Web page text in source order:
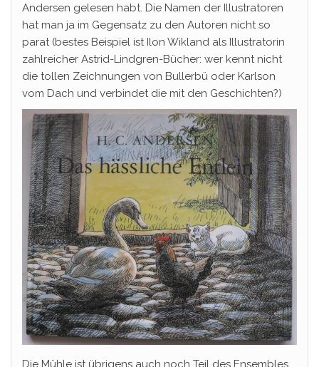
Andersen gelesen habt. Die Namen der Illustratoren
hat man ja im Gegensatz zu den Autoren nicht so
parat (bestes Beispiel ist Ilon Wikland als Illustratorin
zahlreicher Astrid-Lindgren-Bücher: wer kennt nicht
die tollen Zeichnungen von Bullerbü oder Karlson
vom Dach und verbindet die mit den Geschichten?)